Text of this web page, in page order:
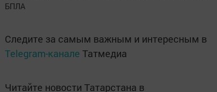
БПЛА
Следите за самым важным и интересным в
Telegram-канале Татмедиа
Читайте новости Татарстана в